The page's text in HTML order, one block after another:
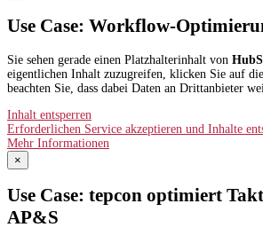
Use Case: Workflow-
Sie sehen gerade einen Platzhalterinhalt von
eigentlichen Inhalt zuzugreifen, klicken Sie auf
beachten Sie, dass dabei Daten an Drittanbieter
Inhalt entsperren
Erforderlichen Service akzeptieren und Inhalte
Mehr Informationen
×
Use Case: tepcon optimiert
AP&S​